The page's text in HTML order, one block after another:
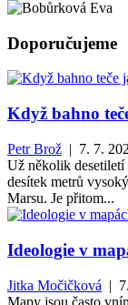
Doporučujeme
Když bahno
Petr Brož | 7. 7.
Už několik
desítek metrů
Marsu. Je přitom...
Ideologie v
Jitka Močičková |
Mapy jsou často